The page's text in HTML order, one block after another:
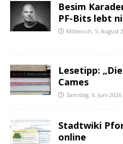
Besim
PF-Bits lebt
Mittwoch, 5. August
Lesetipp:
Cames
Samstag, 6. Juni 2026
Stadtwiki
online